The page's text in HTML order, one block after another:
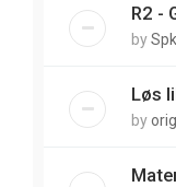
R2 -
by
Løs
by